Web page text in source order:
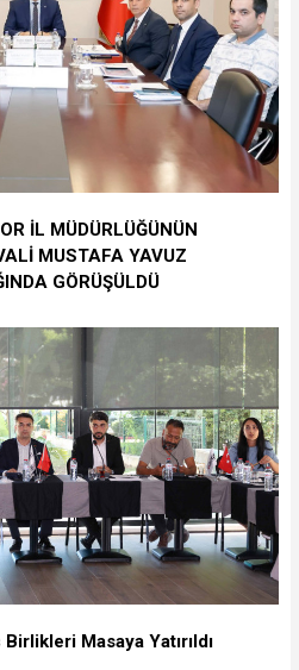
İL MÜDÜRLÜĞÜNÜN
MUSTAFA YAVUZ
GÖRÜŞÜLDÜ
Masaya Yatırıldı